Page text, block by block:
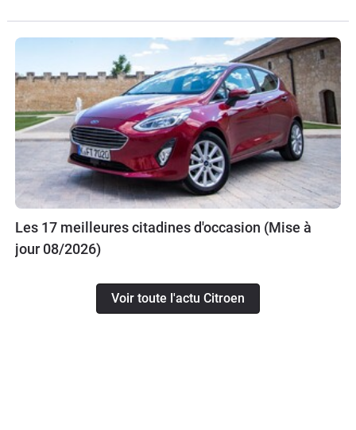
Les 17 meilleures citadines d'occasion (Mise à
jour 08/2026)
Voir toute l'actu Citroen